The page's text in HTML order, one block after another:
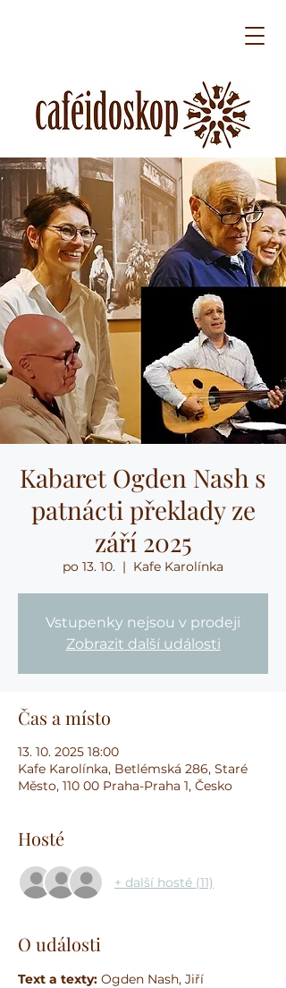
Kabaret Ogden Nash s
patnácti překlady ze
září 2025
po 13. 10.
  |
Kafe Karolínka
Vstupenky nejsou v prodeji
Zobrazit další události
Čas a místo
13. 10. 2025 18:00
Kafe Karolínka, Betlémská 286, Staré
Město, 110 00 Praha-Praha 1, Česko
Hosté
+ další hosté (11)
O události
Text a texty: Ogden Nash, Jiří